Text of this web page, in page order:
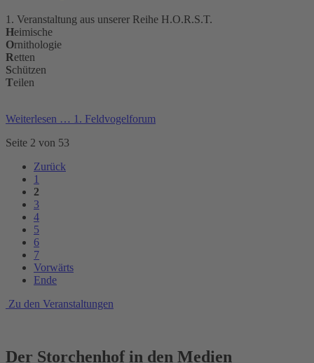
1. Veranstaltung aus unserer Reihe H.O.R.S.T.
Heimische
Ornithologie
Retten
Schützen
Teilen
Weiterlesen … 1. Feldvogelforum
Seite 2 von 53
Zurück
1
2
3
4
5
6
7
Vorwärts
Ende
Zu den Veranstaltungen
Der Storchenhof in den Medien